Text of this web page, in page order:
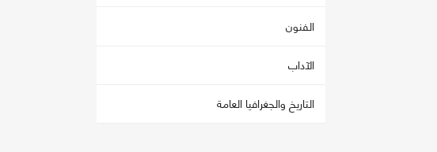
الفنون
الآداب
التاريخ والجغرافيا العامة